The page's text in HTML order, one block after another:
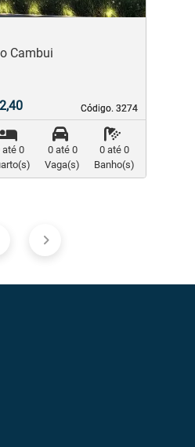
Código. 3274
Código. 3274
Cambui
até 0
0 até 0
Vaga(s)
0 até 0
Banho(s)